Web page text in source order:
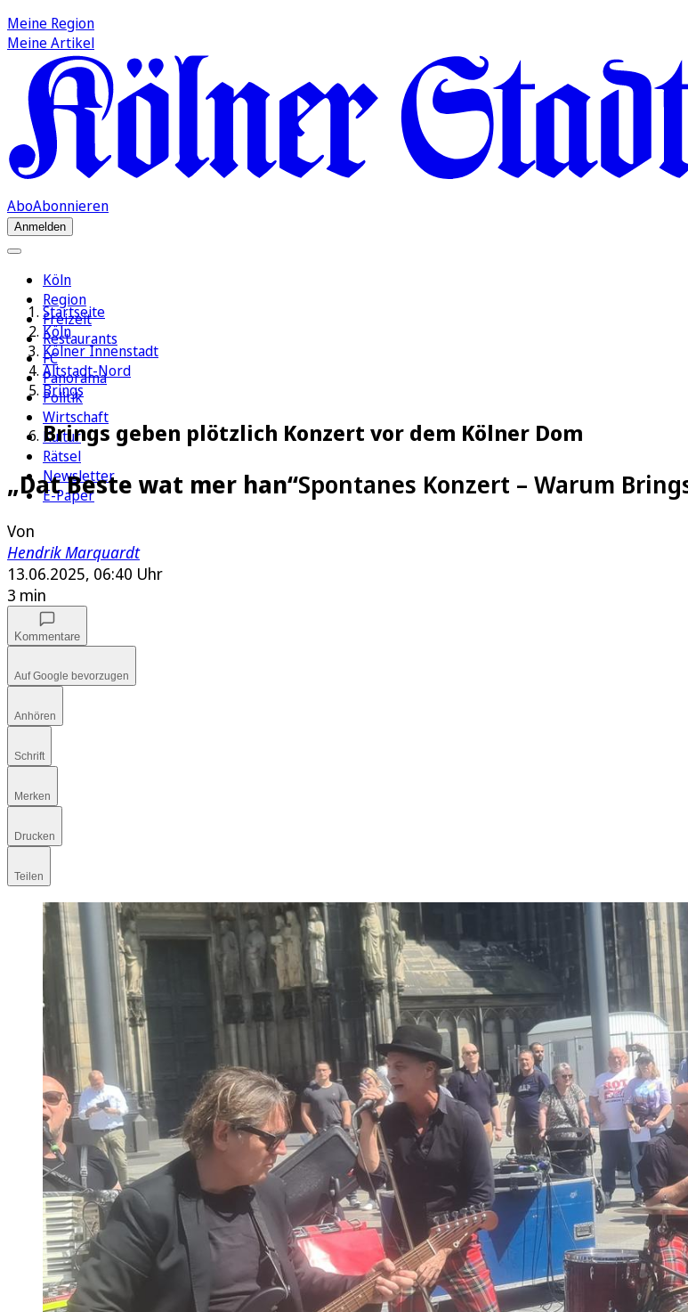
Meine Region
Meine Artikel
AboAbonnieren
Anmelden
Köln
Region
Freizeit
Restaurants
FC
Panorama
Politik
Wirtschaft
Kultur
Rätsel
Newsletter
E-Paper
Startseite
Köln
Kölner Innenstadt
Altstadt-Nord
Brings
Brings geben plötzlich Konzert vor dem Kölner Dom
„Dat Beste wat mer han“Spontanes Konzert – Warum
Von
Hendrik Marquardt
13.06.2025, 06:40 Uhr
3 min
Kommentare
Auf Google bevorzugen
Anhören
Schrift
Merken
Drucken
Teilen